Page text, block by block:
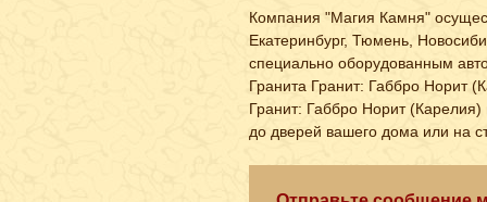
Компания "Магия Камня"
Екатеринбург, Тюмень,
специально оборудованным
Гранита Гранит: Габбро Норит
Гранит: Габбро Норит (Карелия)
до дверей вашего дома или на